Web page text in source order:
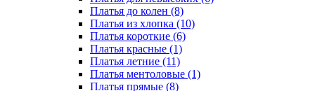
Платья до колен (8)
Платья из хлопка (10)
Платья короткие (6)
Платья красные (1)
Платья летние (11)
Платья ментоловые (1)
Платья прямые (8)